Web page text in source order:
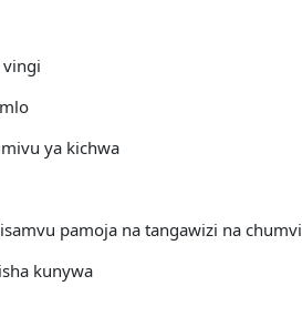
ya kichwa
pamoja na tangawizi na chumvi
kunywa